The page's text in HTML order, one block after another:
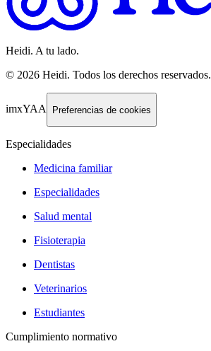
Heidi. A tu lado.
© 2026 Heidi. Todos los derechos reservados.
imxYAA Preferencias de cookies
Especialidades
Medicina familiar
Especialidades
Salud mental
Fisioterapia
Dentistas
Veterinarios
Estudiantes
Cumplimiento normativo